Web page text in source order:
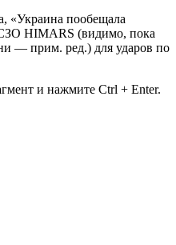
«Украина пообещала
HIMARS (видимо, пока
— прим. ред.) для ударов по
и нажмите Ctrl + Enter.